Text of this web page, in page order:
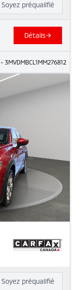
Soyez préqualifié
Détails
- 3MVDMBCL1MM276812
Soyez préqualifié